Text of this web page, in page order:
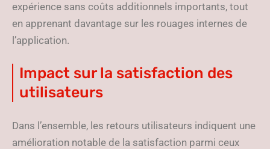
expérience sans coûts additionnels importants, tout
en apprenant davantage sur les rouages internes de
l’application.
Impact sur la satisfaction des
utilisateurs
Dans l’ensemble, les retours utilisateurs indiquent une
amélioration notable de la satisfaction parmi ceux